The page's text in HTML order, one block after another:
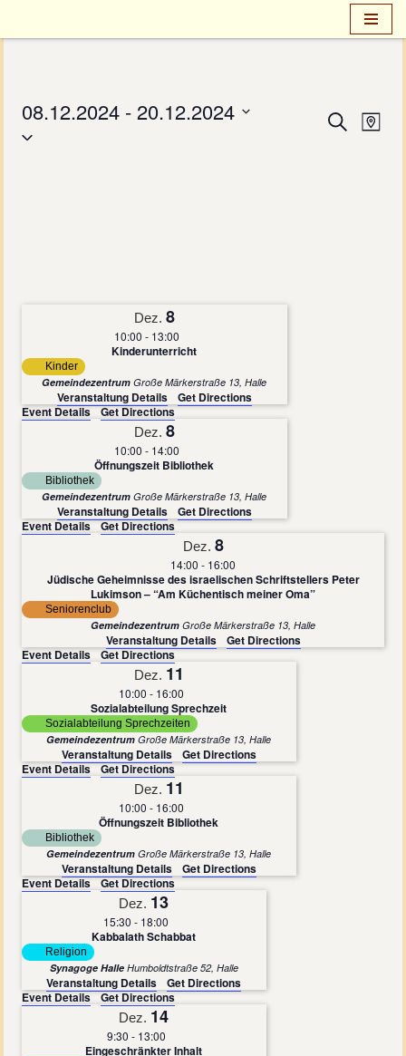
Suche
Map
08.12.2024 - 20.12.2024
Select
Dez. 8
10:00 - 13:00
Kinderunterricht
Kinder
Gemeindezentrum Große Märkerstraße 13, Halle
Veranstaltung Details
Get Directions
Event Details
Get Directions
Dez. 8
10:00 - 14:00
Öffnungszeit Bibliothek
Bibliothek
Gemeindezentrum Große Märkerstraße 13, Halle
Veranstaltung Details
Get Directions
Event Details
Get Directions
Dez. 8
14:00 - 16:00
Jüdische Geheimnisse des israelischen Schriftstellers Peter
Lukimson – “Am Küchentisch meiner Oma”
Seniorenclub
Gemeindezentrum Große Märkerstraße 13, Halle
Veranstaltung Details
Get Directions
Event Details
Get Directions
Dez. 11
10:00 - 16:00
Sozialabteilung Sprechzeit
Sozialabteilung Sprechzeiten
Gemeindezentrum Große Märkerstraße 13, Halle
Veranstaltung Details
Get Directions
Event Details
Get Directions
Dez. 11
10:00 - 16:00
Öffnungszeit Bibliothek
Bibliothek
Gemeindezentrum Große Märkerstraße 13, Halle
Veranstaltung Details
Get Directions
Event Details
Get Directions
Dez. 13
15:30- 18:00
Kabbalath Schabbat
Religion
Synagoge Halle Humboldtstraße 52, Halle
Veranstaltung Details
Get Directions
Event Details
Get Directions
Dez. 14
9:30 - 13:00
Eingeschränkter Inhalt